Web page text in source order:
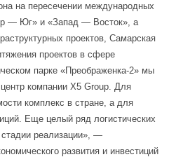
на пересечении международных
— Юг» и «Запад — Восток», а
проектов, Самарская
проектов в сфере
парке «Преображенка-2» мы
компании Х5 Group. Для
комплекс в стране, а для
Еще целый ряд логистических
стадии реализации», —
развития и инвестиций